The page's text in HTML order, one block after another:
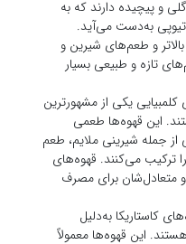
با اسیدیته مناسب
گواتمالا طعمی پیچیده با
دارند. این قهوه‌ها
جغرافیایی کشور، طعمی
برای کسانی که به
انتخاب مناسبی است.
به‌ویژه نوع “بلو
قهوه‌های تک خاستگاه در
متعادل و نرم هستند، با
برعکس قهوه‌های دیگر،
کسانی که به طعم‌های
هستند.